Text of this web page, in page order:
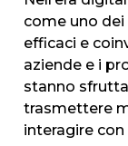
come uno
efficaci e
aziende e i
stanno
trasmettere
interagire